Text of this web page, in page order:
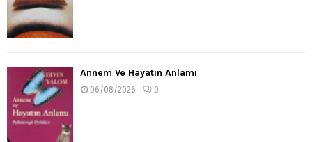
Annem Ve Hayatın Anlamı
06/08/2026 0